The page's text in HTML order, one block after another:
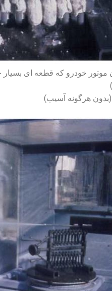
موتور خودرو که قطعه ای
هرگونه آسیب)